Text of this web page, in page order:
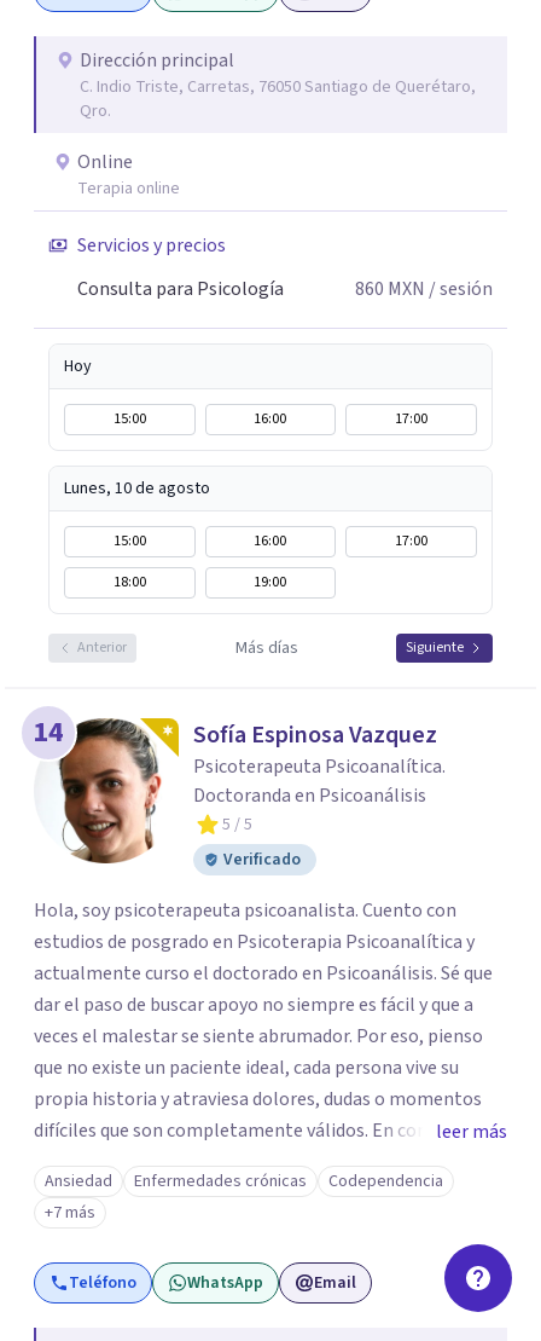
Dirección principal
C. Indio Triste, Carretas, 76050 Santiago de Querétaro,
Qro.
Online
Terapia online
Servicios y precios
Consulta para Psicología
860 MXN / sesión
Hoy
15:00 16:00 17:00
Lunes, 10 de agosto
15:00 16:00
17:00
18:00
19:00
Anterior Más días Siguiente
14 Sofía Espinosa Vazquez
Psicoterapeuta Psicoanalítica.
Doctoranda en Psicoanálisis
5 / 5
Verificado
Hola, soy psicoterapeuta psicoanalista. Cuento con
estudios de posgrado en Psicoterapia Psicoanalítica y
actualmente curso el doctorado en Psicoanálisis. Sé que
dar el paso de buscar apoyo no siempre es fácil y que a
veces el malestar se siente abrumador. Por eso, pienso
que no existe un paciente ideal, cada persona vive su
propia historia y atraviesa dolores, dudas o momentos
difíciles que son completamente válidos. En consulta, mi
intención es ofrecerte un espacio humano y seguro, en el
que sientas la confianza para expresarte y sentir. Nos
daremos el tiempo de ir recorriendo tu historia de vida,
identificando con calma de dónde viene aquello que hoy
pesa haciendo consciente el origen, tus emociones y
experiencias, tanto pasadas como presentes. Es un lugar
leer más
Ansiedad Enfermedades crónicas
Codependencia
+7 más
Teléfono WhatsApp Email